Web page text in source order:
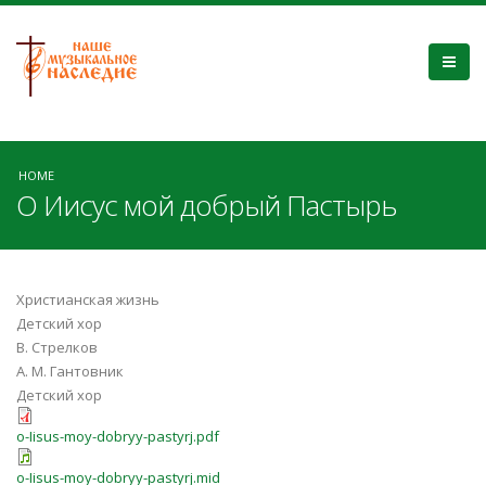
HOME
О Иисус мой добрый Пастырь
Христианская жизнь
Детский хор
В. Стрелков
А. М. Гантовник
Детский хор
o-Iisus-moy-dobryy-pastyrj.pdf
o-Iisus-moy-dobryy-pastyrj.mid